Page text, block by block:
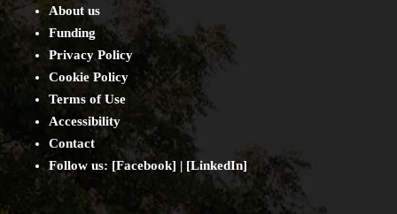
About us
Funding
Privacy Policy
Cookie Policy
Terms of Use
Accessibility
Contact
Follow us: [Facebook] | [LinkedIn]